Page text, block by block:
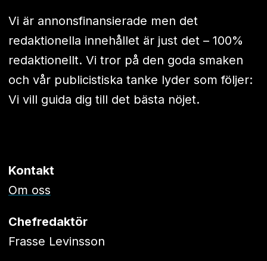
Vi är annonsfinansierade men det
redaktionella innehållet är just det – 100%
redaktionellt. Vi tror på den goda smaken
och vår publicistiska tanke lyder som följer:
Vi vill guida dig till det bästa nöjet.
Kontakt
Om oss
Chefredaktör
Frasse Levinsson